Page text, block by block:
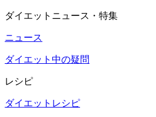
ダイエットニュース・特集
ニュース
ダイエット中の疑問
レシピ
ダイエットレシピ